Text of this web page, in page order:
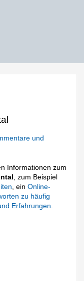
und
Informationen zum
, zum Beispiel
, einOnline-
zu häufig
Erfahrungen